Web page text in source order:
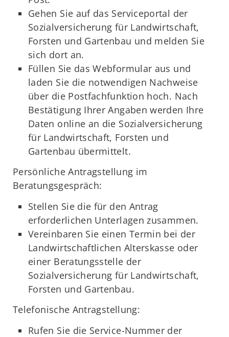
Gehen Sie auf das Serviceportal der
Sozialversicherung für Landwirtschaft,
Forsten und Gartenbau und melden Sie
sich dort an.
Füllen Sie das Webformular aus und
laden Sie die notwendigen Nachweise
über die Postfachfunktion hoch. Nach
Bestätigung Ihrer Angaben werden Ihre
Daten online an die Sozialversicherung
für Landwirtschaft, Forsten und
Gartenbau übermittelt.
Persönliche Antragstellung im
Beratungsgespräch:
Stellen Sie die für den Antrag
erforderlichen Unterlagen zusammen.
Vereinbaren Sie einen Termin bei der
Landwirtschaftlichen Alterskasse oder
einer Beratungsstelle der
Sozialversicherung für Landwirtschaft,
Forsten und Gartenbau.
Telefonische Antragstellung:
Rufen Sie die Service-Nummer der